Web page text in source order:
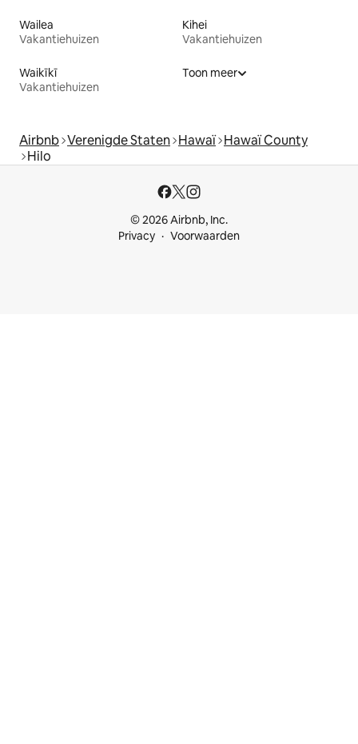
Wailea
Vakantiehuizen
Kihei
Vakantiehuizen
Waikīkī
Vakantiehuizen
Toon meer
Airbnb Verenigde Staten Hawaï Hawaï County
Hilo
© 2026 Airbnb, Inc.
Privacy
Voorwaarden